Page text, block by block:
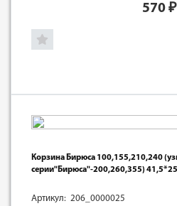
570 ₽
Корзина Бирюса 100,155,210,240
серии"Бирюса"-200,260,355)
Артикул: 206_0000025